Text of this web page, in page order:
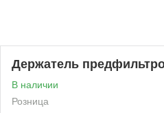
Держатель
В наличии
Розница